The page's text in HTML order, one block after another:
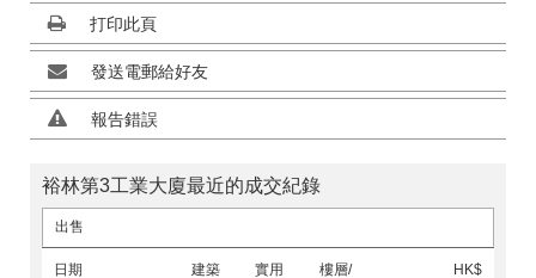
打印此頁
發送電郵給好友
報告錯誤
裕林第3工業大廈最近的成交紀錄
出售
日期
建築
實用
樓層/
HK$